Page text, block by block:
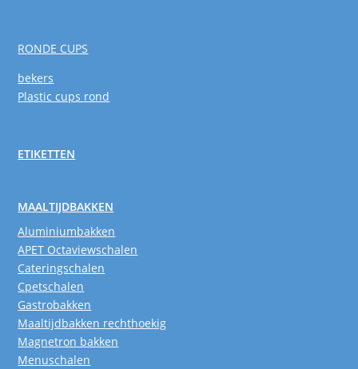
RONDE CUPS
bekers
Plastic cups rond
ETIKETTEN
MAALTIJDBAKKEN
Aluminiumbakken
APET Octaviewschalen
Cateringschalen
Cpetschalen
Gastrobakken
Maaltijdbakken rechthoekig
Magnetron bakken
Menuschalen